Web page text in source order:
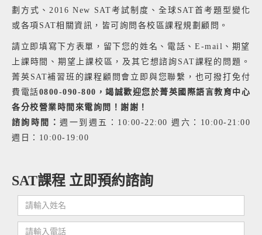
劃方式、2016 New SAT考試制度、全球SAT首考題型變化
或各項SAT相關資訊，皆可詢問各校區課程規劃顧問。
請立即填寫下方表單，留下您的姓名、電話、E-mail、期望
上課時間、期望上課校區，及其它想諮詢SAT課程的問題。
菁英SAT補習班的課程顧問會立即與您聯繫，也可撥打免付
費電話0800-090-800，竭誠歡迎您於菁英國際語言教育中心
各分校營業時間來電詢問！謝謝！
諮詢時間：週一到週五：10:00-22:00 週六：10:00-21:00
週日：10:00-19:00
SAT課程 立即預約諮詢